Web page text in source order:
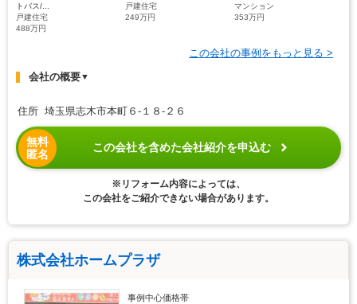
トバス/...
戸建住宅
488万円
戸建住宅
249万円
マンション
353万円
この会社の事例をもっと見る >
会社の概要▼
住所 埼玉県志木市本町６-１８-２６
無料
匿名
この会社を含めた会社紹介を申込む
※リフォーム内容によっては、
この会社をご紹介できない場合があります。
株式会社ホームプラザ
事例中心価格帯